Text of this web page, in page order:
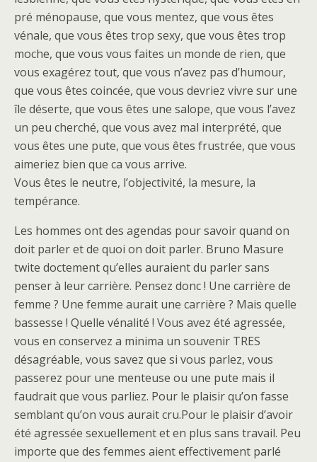
pré ménopause, que vous mentez, que vous êtes
vénale, que vous êtes trop sexy, que vous êtes trop
moche, que vous vous faites un monde de rien, que
vous exagérez tout, que vous n’avez pas d’humour,
que vous êtes coincée, que vous devriez vivre sur une
île déserte, que vous êtes une salope, que vous l’avez
un peu cherché, que vous avez mal interprété, que
vous êtes une pute, que vous êtes frustrée, que vous
aimeriez bien que ca vous arrive.
Vous êtes le neutre, l’objectivité, la mesure, la
tempérance.
Les hommes ont des agendas pour savoir quand on
doit parler et de quoi on doit parler. Bruno Masure
twite doctement qu’elles auraient du parler sans
penser à leur carrière. Pensez donc ! Une carrière de
femme ? Une femme aurait une carrière ? Mais quelle
bassesse ! Quelle vénalité ! Vous avez été agressée,
vous en conservez a minima un souvenir TRES
désagréable, vous savez que si vous parlez, vous
passerez pour une menteuse ou une pute mais il
faudrait que vous parliez. Pour le plaisir qu’on fasse
semblant qu’on vous aurait cru.Pour le plaisir d’avoir
été agressée sexuellement et en plus sans travail. Peu
importe que des femmes aient effectivement parlé